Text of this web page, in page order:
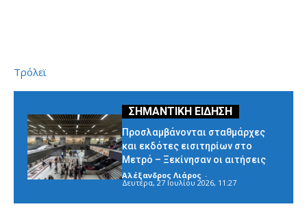
Τρόλεϊ
Προσλαμβάνονται σταθμάρχες
και εκδότες εισιτηρίων στο
Μετρό – Ξεκίνησαν οι αιτήσεις
Αλέξανδρος Λιάρος -
Δευτέρα, 27 Ιουλίου 2026, 11:27